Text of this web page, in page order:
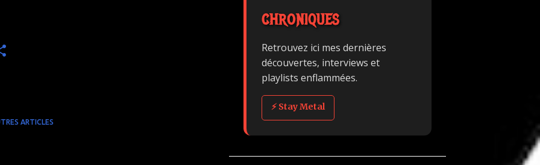
ARTICLES
CHRONIQUES
Retrouvez ici mes dernières
découvertes, interviews et
playlists enflammées.
⚡ Stay Metal